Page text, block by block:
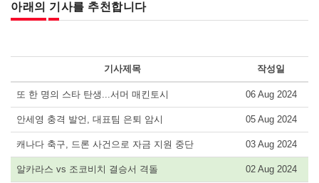
아래의 기사를 추천합니다
기사제목 작성일
또 한 명의 스타 탄생...서머 매킨토시 06 Aug 2024
안세영 충격 발언, 대표팀 은퇴 암시 05 Aug 2024
캐나다 축구, 드론 사건으로 자금 지원 중단 03 Aug 2024
알카라스 vs 조코비치 결승서 격돌 02 Aug 2024